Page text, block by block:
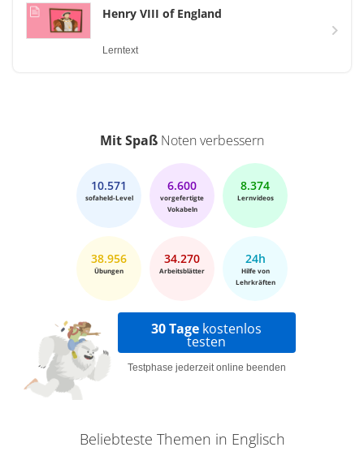
Henry VIII of England
Lerntext
Mit Spaß Noten verbessern
10.571
sofaheld-Level
6.600
vorgefertigte
Vokabeln
8.374
Lernvideos
38.956
Übungen
34.270
Arbeitsblätter
24h
Hilfe von
Lehrkräften
30 Tage kostenlos
testen
Testphase jederzeit online beenden
Beliebteste Themen in Englisch